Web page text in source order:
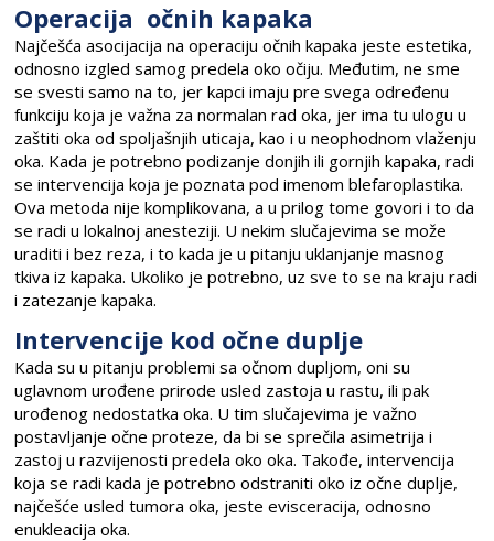
Operacija očnih kapaka
Najčešća asocijacija na operaciju očnih kapaka jeste estetika,
odnosno izgled samog predela oko očiju. Međutim, ne sme
se svesti samo na to, jer kapci imaju pre svega određenu
funkciju koja je važna za normalan rad oka, jer ima tu ulogu u
zaštiti oka od spoljašnjih uticaja, kao i u neophodnom vlaženju
oka. Kada je potrebno podizanje donjih ili gornjih kapaka, radi
se intervencija koja je poznata pod imenom blefaroplastika.
Ova metoda nije komplikovana, a u prilog tome govori i to da
se radi u lokalnoj anesteziji. U nekim slučajevima se može
uraditi i bez reza, i to kada je u pitanju uklanjanje masnog
tkiva iz kapaka. Ukoliko je potrebno, uz sve to se na kraju radi
i zatezanje kapaka.
Intervencije kod očne duplje
Kada su u pitanju problemi sa očnom dupljom, oni su
uglavnom urođene prirode usled zastoja u rastu, ili pak
urođenog nedostatka oka. U tim slučajevima je važno
postavljanje očne proteze, da bi se sprečila asimetrija i
zastoj u razvijenosti predela oko oka. Takođe, intervencija
koja se radi kada je potrebno odstraniti oko iz očne duplje,
najčešće usled tumora oka, jeste evisceracija, odnosno
enukleacija oka.